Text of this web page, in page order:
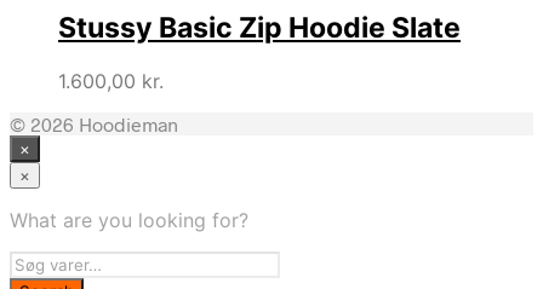
Stussy Basic Zip Hoodie Slate
1.600,00 kr.
© 2026 Hoodieman
×
×
What are you looking for?